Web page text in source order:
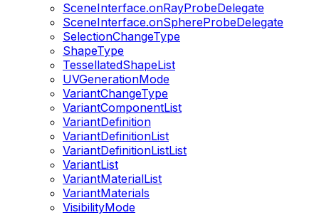
SceneInterface.onRayProbeDelegate
SceneInterface.onSphereProbeDelegate
SelectionChangeType
ShapeType
TessellatedShapeList
UVGenerationMode
VariantChangeType
VariantComponentList
VariantDefinition
VariantDefinitionList
VariantDefinitionListList
VariantList
VariantMaterialList
VariantMaterials
VisibilityMode